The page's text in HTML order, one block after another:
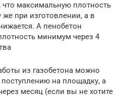
максимальную плотность
же при изготовлении, а в
А пенобетон
минимум через 4
из газобетона можно
поступлению на площадку, а
месяц (если вы не хотите